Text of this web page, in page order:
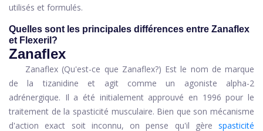
utilisés et formulés.
Quelles sont les principales différences entre Zanaflex
et Flexeril?
Zanaflex
Zanaflex (Qu'est-ce que Zanaflex?) Est le nom de marque
de la tizanidine et agit comme un agoniste alpha-2
adrénergique. Il a été initialement approuvé en 1996 pour le
traitement de la spasticité musculaire. Bien que son mécanisme
d'action exact soit inconnu, on pense qu'il gère spasticité